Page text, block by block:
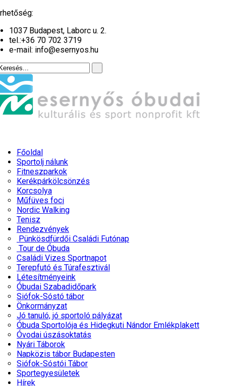
1037 Budapest, Laborc u. 2.
tel.:+36 70 702 3719
e-mail: info@esernyos.hu
Főoldal
Sportolj nálunk
Fitneszparkok
Kerékpárkölcsönzés
Korcsolya
Műfüves foci
Nordic Walking
Tenisz
Rendezvények
Pünkösdfürdői Családi Futónap
Tour de Óbuda
Családi Vizes Sportnapot
Terepfutó és Túrafesztivál
Létesítményeink
Óbudai Szabadidőpark
Siófok-Sóstó tábor
Önkormányzat
Jó tanuló, jó sportoló pályázat
Óbuda Sportolója és Hidegkuti Nándor Emlékplakett
Óvodai úszásoktatás
Nyári Táborok
Napközis tábor Budapesten
Siófok-Sóstói Tábor
Sportegyesületek
Hírek